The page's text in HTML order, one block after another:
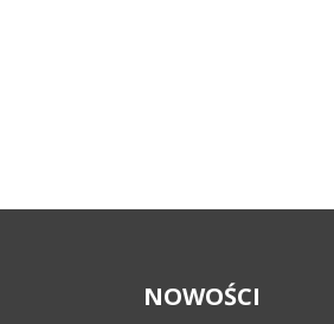
NOWOŚCI